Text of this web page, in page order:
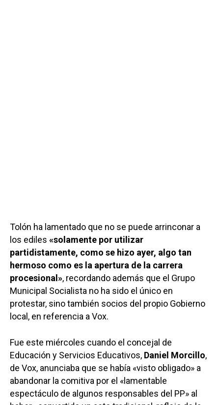
Tolón ha lamentado que no se puede arrinconar a
los ediles «solamente por utilizar
partidistamente, como se hizo ayer, algo tan
hermoso como es la apertura de la carrera
procesional», recordando además que el Grupo
Municipal Socialista no ha sido el único en
protestar, sino también socios del propio Gobierno
local, en referencia a Vox.
Fue este miércoles cuando el concejal de
Educación y Servicios Educativos, Daniel Morcillo,
de Vox, anunciaba que se había «visto obligado» a
abandonar la comitiva por el «lamentable
espectáculo de algunos responsables del PP» al